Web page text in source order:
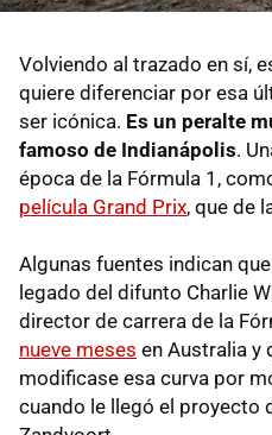
Volviendo al trazado en sí,
quiere diferenciar por esa
ser icónica. Es un peralte
famoso de Indianápolis.
época de la Fórmula 1,
película Grand Prix, que de
Algunas fuentes indican
legado del difunto Charlie
director de carrera de la
nueve meses en Australia y
modificase esa curva por
cuando le llegó el proyecto